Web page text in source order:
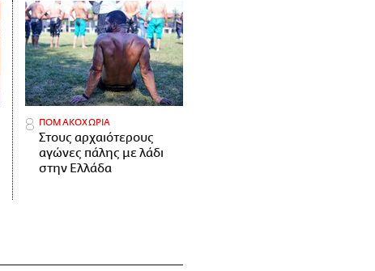
ΠΟΜΑΚΟΧΩΡΙΑ
Στους αρχαιότερους
αγώνες πάλης με λάδι
στην Ελλάδα